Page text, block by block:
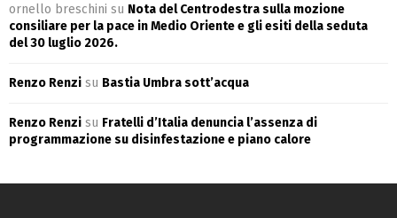
ornello breschini su Nota del Centrodestra sulla mozione
consiliare per la pace in Medio Oriente e gli esiti della seduta
del 30 luglio 2026.
Renzo Renzi su Bastia Umbra sott’acqua
Renzo Renzi su Fratelli d’Italia denuncia l’assenza di
programmazione su disinfestazione e piano calore